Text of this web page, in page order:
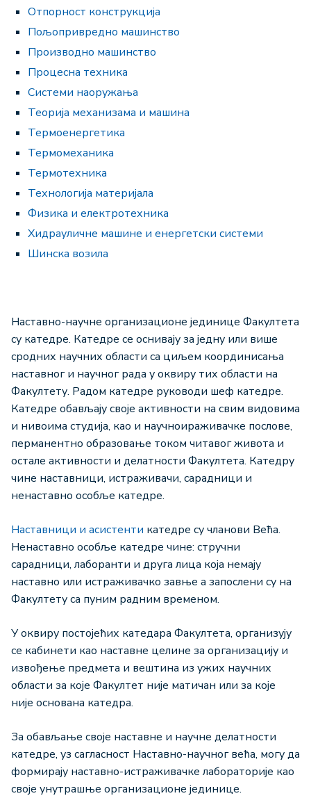
Отпорност конструкција
Пољопривредно машинство
Производно машинство
Процеснa техникa
Системи наоружања
Теоријa механизама и машина
Термоенергетикa
Термомеханикa
Термотехникa
Технологија материјала
Физика и електротехника
Хидрауличне машине и енергетски системи
Шинска возила
Наставно-научне организационе јединице Факултета
су катедре. Катедре се оснивају за једну или више
сродних научних области са циљем координисања
наставног и научног рада у оквиру тих области на
Факултету. Радом катедре руководи шеф катедре.
Катедре обављају своје активности на свим видовима
и нивоима студија, као и научноираживачке послове,
перманентно образовање током читавог живота и
остале активности и делатности Факултета. Катедру
чине наставници, истраживачи, сарадници и
ненаставно особље катедре.
Наставници и асистенти катедре су чланови Већа.
Ненаставно особље катедре чине: стручни
сарадници, лаборанти и друга лица која немају
наставно или истраживачко завње а запослени су на
Факултету са пуним радним временом.
У оквиру постојећих катедара Факултета, организују
се кабинети као наставне целине за организацију и
извођење предмета и вештина из ужих научних
области за које Факултет није матичан или за које
није основана катедра.
За обављање своје наставне и научне делатности
катедре, уз сагласност Наставно-научног већа, могу да
формирају наставно-истраживачке лабораторије као
своје унутрашње организационе јединице.